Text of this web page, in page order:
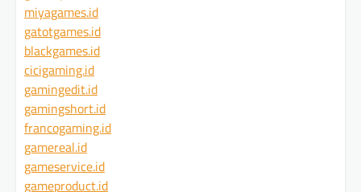
miyagames.id
gatotgames.id
blackgames.id
cicigaming.id
gamingedit.id
gamingshort.id
francogaming.id
gamereal.id
gameservice.id
gameproduct.id